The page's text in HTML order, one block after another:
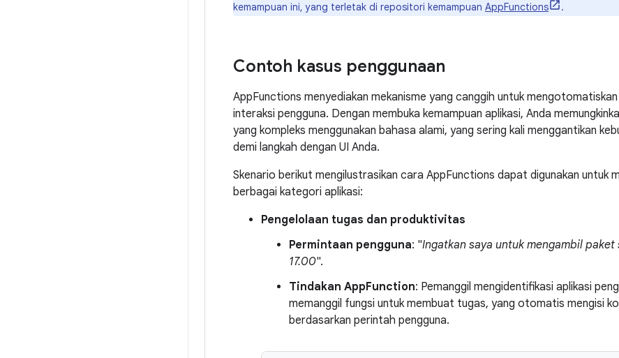
kemampuan ini, yang terletak di repositori kemampuan AppFunctions .
Contoh kasus penggunaan
AppFunctions menyediakan mekanisme yang canggih untuk
interaksi pengguna. Dengan membuka kemampuan aplikasi, Anda
yang kompleks menggunakan bahasa alami, yang sering kali menggantikan
demi langkah dengan UI Anda.
Skenario berikut mengilustrasikan cara AppFunctions dapat digunakan untuk
berbagai kategori aplikasi:
Pengelolaan tugas dan produktivitas
Permintaan pengguna: "Ingatkan saya untuk mengambil
17.00".
Tindakan AppFunction: Pemanggil mengidentifikasi aplikasi
memanggil fungsi untuk membuat tugas, yang otomatis mengisi
berdasarkan perintah pengguna.